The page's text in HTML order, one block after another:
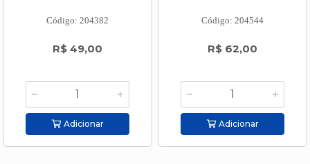
Código: 204382
R$ 49,00
Adicionar
Código: 204544
R$ 62,00
Adicionar